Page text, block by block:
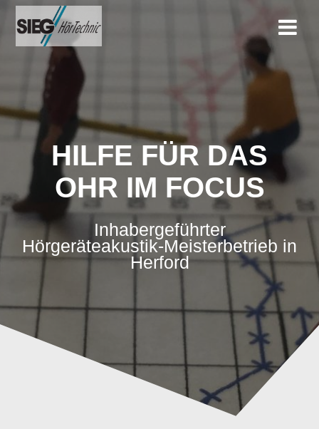
HILFE FÜR DAS
OHR IM FOCUS
Inhabergeführter
Hörgeräteakustik-Meisterbetrieb in
Herford